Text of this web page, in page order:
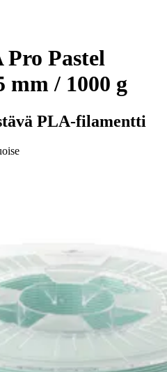
Pro Pastel
mm / 1000 g
PLA-filamentti